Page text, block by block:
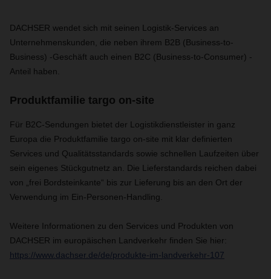
DACHSER wendet sich mit seinen Logistik-Services an
Unternehmenskunden, die neben ihrem B2B (Business-to-
Business) -Geschäft auch einen B2C (Business-to-Consumer) -
Anteil haben.
Produktfamilie targo on-site
Für B2C-Sendungen bietet der Logistikdienstleister in ganz
Europa die Produktfamilie targo on-site mit klar definierten
Services und Qualitätsstandards sowie schnellen Laufzeiten über
sein eigenes Stückgutnetz an. Die Lieferstandards reichen dabei
von „frei Bordsteinkante“ bis zur Lieferung bis an den Ort der
Verwendung im Ein-Personen-Handling.
Weitere Informationen zu den Services und Produkten von
DACHSER im europäischen Landverkehr finden Sie hier:
https://www.dachser.de/de/produkte-im-landverkehr-107